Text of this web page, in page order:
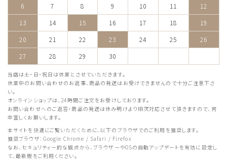
6
7 8 9 10 11
12
13
14 15 16 17 18
19
20
21 22 23 24 25
26
27
28 29 30
当店は土・日・祝日は休業とさせていただきます。
休業中のお問い合わせのお返事、商品の発送はお受けできませんので十分ご注意下さ
い。
オンラインショップは、24時間ご注文をお受けしております。
お問い合わせへのご返答・商品の発送は休み明けより順次対応させて頂きますので、何
卒宜しくお願いします。
本サイトを快適にご覧いただくために、以下のブラウザでのご利用を推奨します。
推奨ブラウザ：Google Chrome / Safari / Firefox
なお、セキュリティー的な観点から、ブラウザーやOSの自動アップデートを有効に設定し
て、最新版をご利用ください。